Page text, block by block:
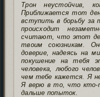
Трон неустойчив,
Приближается тот
вступить в борьбу за
происходит
считают, что этот
твоим союзникам.
доверие, надеясь на
покушение на тебя
человека, любого
чем тебе кажется. Я
Я верю в то, что кто-
дальше попыток.